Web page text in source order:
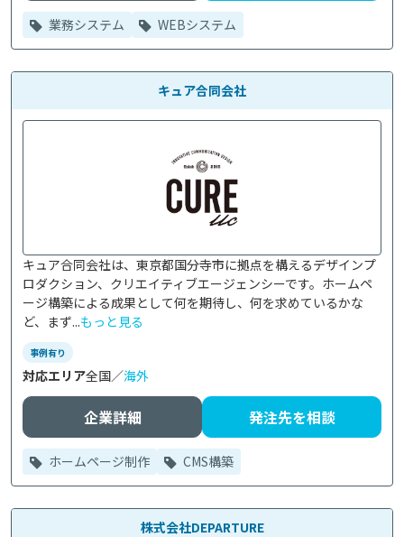
業務システム WEBシステム
キュア合同会社
キュア合同会社は、東京都国分寺市に拠点を構えるデザインプ
ロダクション、クリエイティブエージェンシーです。ホームペ
ージ構築による成果として何を期待し、何を求めているかな
ど、まず...もっと見る
事例有り
対応エリア全国／海外
企業詳細 発注先を相談
ホームページ制作 CMS構築
株式会社DEPARTURE